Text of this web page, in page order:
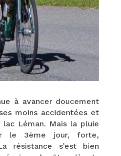
à avancer doucement
moins accidentées et
Léman. Mais la pluie
le 3ème jour, forte,
résistance s’est bien